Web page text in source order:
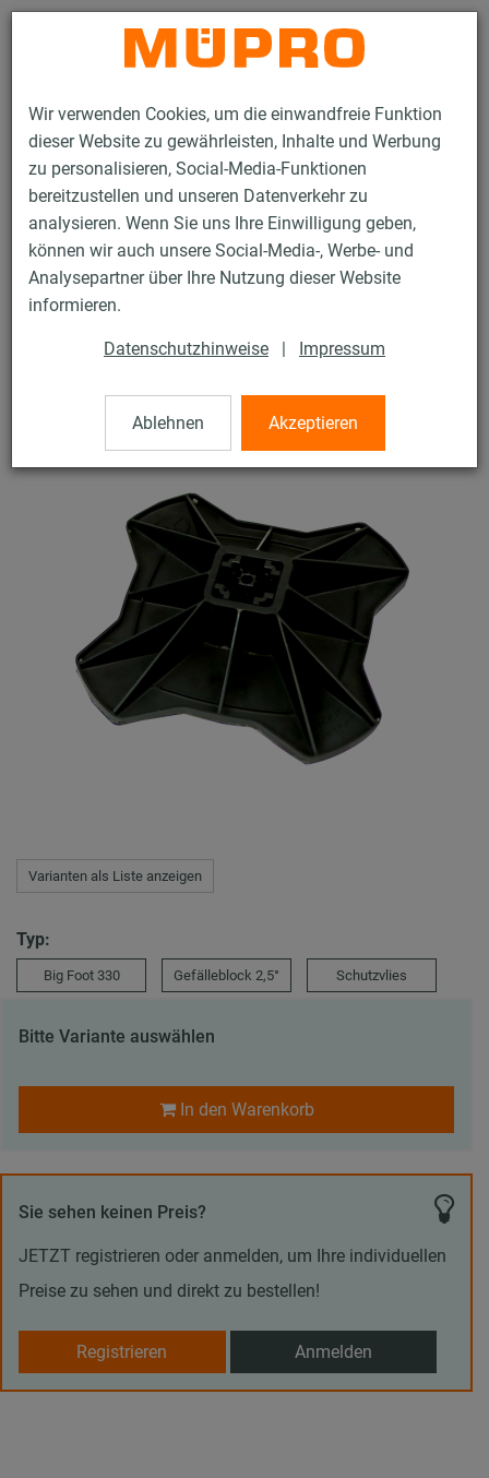
Wir verwenden Cookies, um die einwandfreie Funktion
dieser Website zu gewährleisten, Inhalte und Werbung
zu personalisieren, Social-Media-Funktionen
bereitzustellen und unseren Datenverkehr zu
analysieren. Wenn Sie uns Ihre Einwilligung geben,
können wir auch unsere Social-Media-, Werbe- und
Analysepartner über Ihre Nutzung dieser Website
informieren.
Datenschutzhinweise | Impressum
Ablehnen Akzeptieren
Kontakt
Produkte Befestigungstechnik
Lüftungsbefestigung
Untergrundanbindungen für die Lüftungsbefestigung
Big Foot 330
Big Foot 330
Varianten als Liste anzeigen
Typ:
Big Foot 330 Gefälleblock 2,5° Schutzvlies
Bitte Variante auswählen
In den Warenkorb
Sie sehen keinen Preis?
JETZT registrieren oder anmelden, um Ihre individuellen
Preise zu sehen und direkt zu bestellen!
Registrieren Anmelden